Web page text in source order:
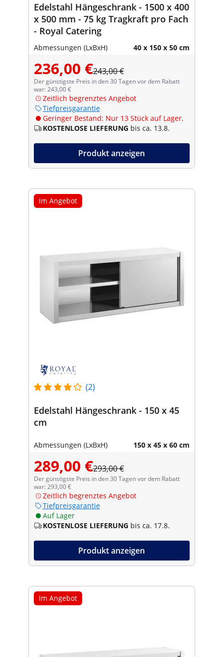
Edelstahl Hängeschrank - 1500 x 400
x 500 mm - 75 kg Tragkraft pro Fach
- Royal Catering
Abmessungen (LxBxH) 40 x 150 x 50 cm
236,00 €243,00 €
Der günstigste Preis in den 30 Tagen vor dem Rabatt
war: 243,00 €
Zeitlich begrenztes Angebot
Tiefpreisgarantie
Geringer Bestand: Nur 13 Stück auf Lager.
KOSTENLOSE LIEFERUNG bis ca. 13.8.
Produkt anzeigen
Im Angebot
(2)
Edelstahl Hängeschrank - 150 x 45
cm
Abmessungen (LxBxH) 150 x 45 x 60 cm
289,00 €293,00 €
Der günstigste Preis in den 30 Tagen vor dem Rabatt
war: 293,00 €
Zeitlich begrenztes Angebot
Tiefpreisgarantie
Auf Lager
KOSTENLOSE LIEFERUNG bis ca. 17.8.
Produkt anzeigen
Im Angebot